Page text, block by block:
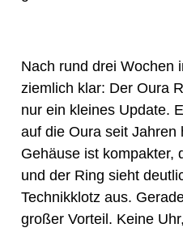
Nach rund drei Wochen
ziemlich klar: Der Oura
nur ein kleines Update.
auf die Oura seit Jahren
Gehäuse ist kompakter,
und der Ring sieht
Technikklotz aus.
großer Vorteil. Keine